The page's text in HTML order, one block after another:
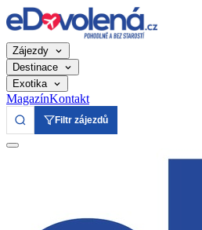
Zájezdy
Destinace
Exotika
MagazínKontakt
Filtr zájezdů